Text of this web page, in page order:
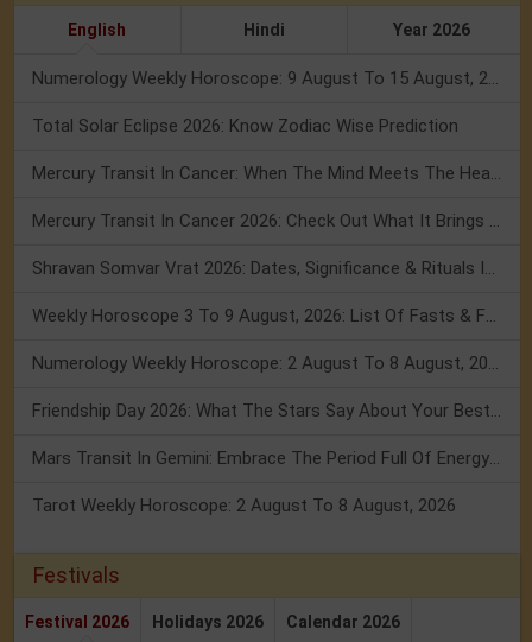
English Hindi Year 2026
Total Solar Eclipse 2026: Know Zodiac Wise Prediction
Tarot Weekly Horoscope: 2 August To 8 August, 2026
Festivals
Festival 2026 Holidays 2026 Calendar 2026